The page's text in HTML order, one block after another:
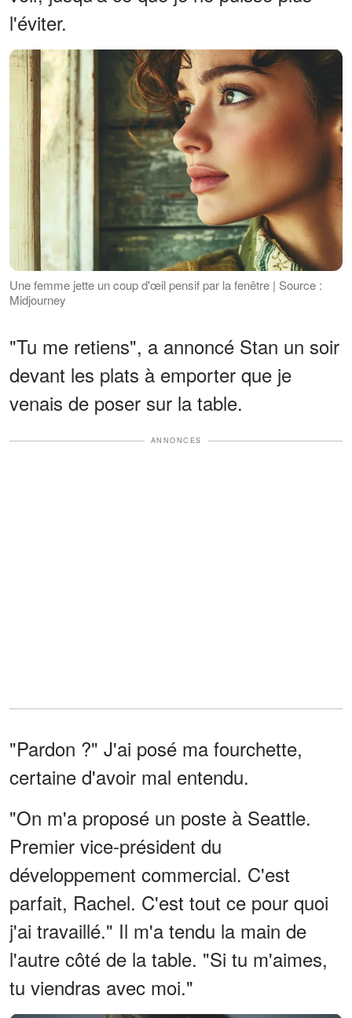
l'éviter.
Une femme jette un coup d'œil pensif par la fenêtre | Source :
Midjourney
"Tu me retiens", a annoncé Stan un soir
devant les plats à emporter que je
venais de poser sur la table.
ANNONCES
"Pardon ?" J'ai posé ma fourchette,
certaine d'avoir mal entendu.
"On m'a proposé un poste à Seattle.
Premier vice-président du
développement commercial. C'est
parfait, Rachel. C'est tout ce pour quoi
j'ai travaillé." Il m'a tendu la main de
l'autre côté de la table. "Si tu m'aimes,
tu viendras avec moi."